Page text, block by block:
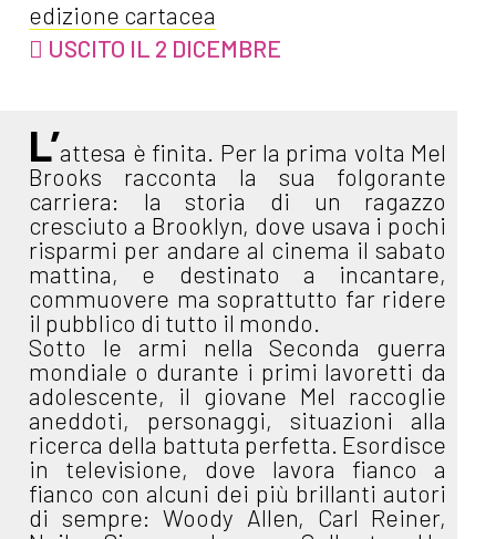
edizione cartacea
USCITO IL 2 DICEMBRE
L’attesa è finita. Per la prima volta Mel
Brooks racconta la sua folgorante
carriera: la storia di un ragazzo
cresciuto a Brooklyn, dove usava i pochi
risparmi per andare al cinema il sabato
mattina, e destinato a incantare,
commuovere ma soprattutto far ridere
il pubblico di tutto il mondo.
Sotto le armi nella Seconda guerra
mondiale o durante i primi lavoretti da
adolescente, il giovane Mel raccoglie
aneddoti, personaggi, situazioni alla
ricerca della battuta perfetta. Esordisce
in televisione, dove lavora fianco a
fianco con alcuni dei più brillanti autori
di sempre: Woody Allen, Carl Reiner,